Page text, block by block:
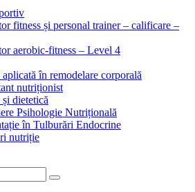
fitness și personal trainer – calificare –
aerobic-fitness – Level 4
în remodelare corporală
nutriționist
dietetică
Psihologie Nutrițională
în Tulburări Endocrine
nutriție